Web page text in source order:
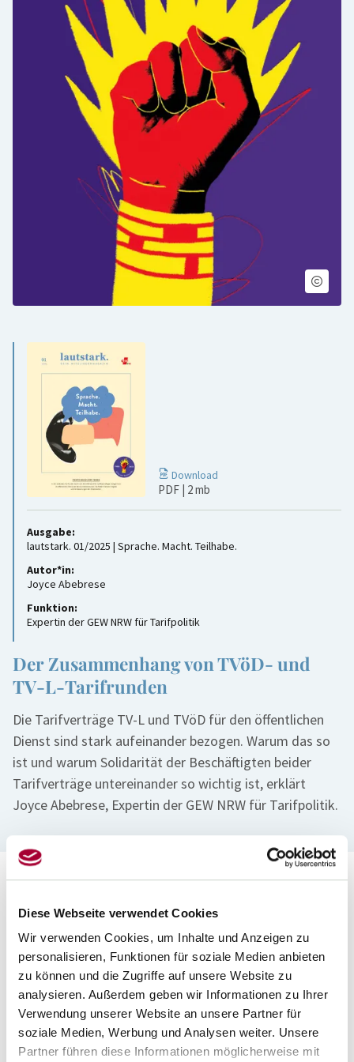
Diese Webseite verwendet Cookies
Wir verwenden Cookies, um Inhalte und Anzeigen zu
personalisieren, Funktionen für soziale Medien anbieten
zu können und die Zugriffe auf unsere Website zu
analysieren. Außerdem geben wir Informationen zu Ihrer
Verwendung unserer Website an unsere Partner für
soziale Medien, Werbung und Analysen weiter. Unsere
Partner führen diese Informationen möglicherweise mit
Der Zusammenhang von TVöD- und
TV-L-Tarifrunden
Die Tarifverträge TV-L und TVöD für den öffentlichen
Dienst sind stark aufeinander bezogen. Warum das so
ist und warum Solidarität der Beschäftigten beider
Tarifverträge untereinander so wichtig ist, erklärt
Joyce Abebrese, Expertin der GEW NRW für Tarifpolitik.
Download
PDF | 2 mb
Ausgabe:
lautstark. 01/2025 | Sprache. Macht. Teilhabe.
Autor*in:
Joyce Abebrese
Funktion:
Expertin der GEW NRW für Tarifpolitik
eine entscheidende Rolle ein: der Tarifvertrag für den
öffentlichen Dienst der Länder (TV-L) und der Tarifvertrag für
den öffentlichen Dienst für Bund und Kommunen (TVöD). Ihr
Zusammenhang ist besonders relevant, da beide Verträge oft
zeitlich nah beieinander zur Verhandlung stehen und sich
gegenseitig beeinflussen.
So wurden häufig in einer Tarifrunde neue Standards gesetzt,